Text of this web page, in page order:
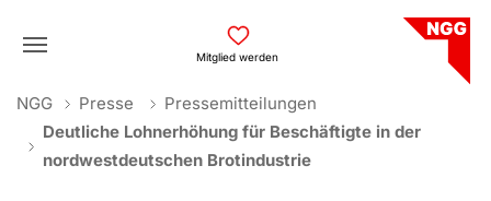
Mitglied werden
You are here:
NGG Presse
Pressemitteilungen
Deutliche Lohnerhöhung für Beschäftigte in der
nordwestdeutschen Brotindustrie